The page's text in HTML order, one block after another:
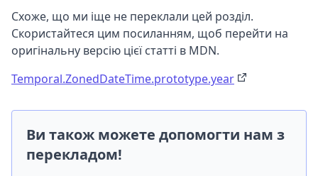
Схоже, що ми іще не переклали цей розділ.
Скористайтеся цим посиланням, щоб перейти на
оригінальну версію цієї статті в MDN.
Temporal.ZonedDateTime.prototype.year
Ви також можете допомогти нам з
перекладом!